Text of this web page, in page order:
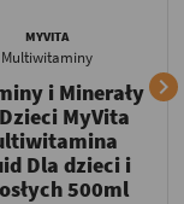
MYVITA
Multiwitaminy
i Minerały
MyVita
Dla dzieci i
500ml
